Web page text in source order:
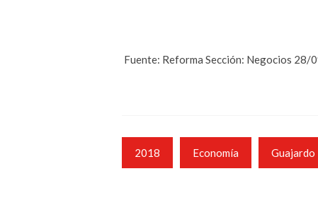
Fuente: Reforma Sección: Negocios 28/
2018 Economía Guajardo